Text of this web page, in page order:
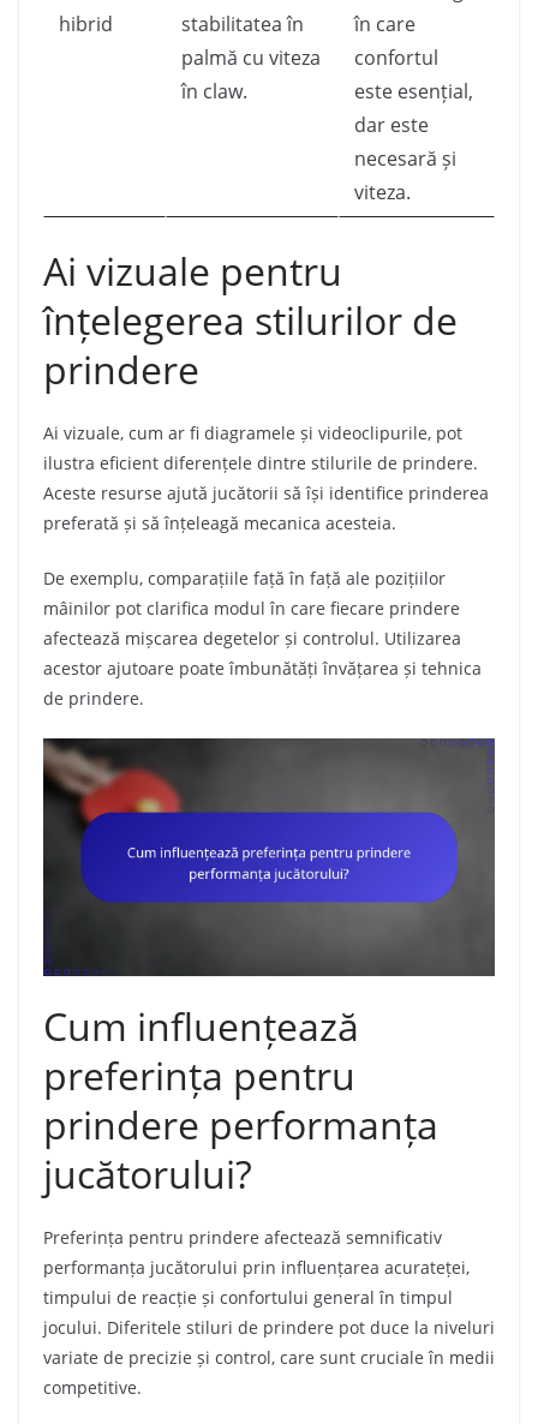
hibrid
stabilitatea în
palmă cu viteza
în claw.
în care
confortul
este esențial,
dar este
necesară și
viteza.
Ai vizuale pentru
înțelegerea stilurilor de
prindere
Ai vizuale, cum ar fi diagramele și videoclipurile, pot
ilustra eficient diferențele dintre stilurile de prindere.
Aceste resurse ajută jucătorii să își identifice prinderea
preferată și să înțeleagă mecanica acesteia.
De exemplu, comparațiile față în față ale pozițiilor
mâinilor pot clarifica modul în care fiecare prindere
afectează mișcarea degetelor și controlul. Utilizarea
acestor ajutoare poate îmbunătăți învățarea și tehnica
de prindere.
Cum influențează
preferința pentru
prindere performanța
jucătorului?
Preferința pentru prindere afectează semnificativ
performanța jucătorului prin influențarea acurateței,
timpului de reacție și confortului general în timpul
jocului. Diferitele stiluri de prindere pot duce la niveluri
variate de precizie și control, care sunt cruciale în medii
competitive.